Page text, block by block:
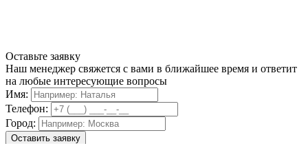
Оставьте заявку
Наш менеджер свяжется с вами в ближайшее время и ответит
на любые интересующие вопросы
Имя:
Телефон:
Город: